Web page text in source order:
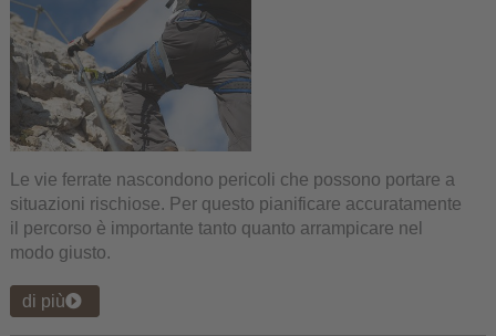
Le vie ferrate nascondono pericoli che possono portare a
situazioni rischiose. Per questo pianificare accuratamente
il percorso è importante tanto quanto arrampicare nel
modo giusto.
di più